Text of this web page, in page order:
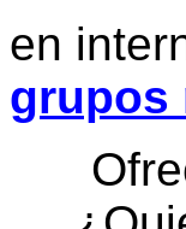
en
grupos